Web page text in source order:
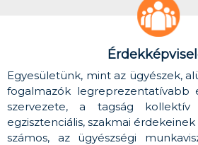
Egyesületünk, mint az ügyészek,
fogalmazók legreprezentatívabb
szervezete, a tagság
egzisztenciális, szakmai
számos, az ügyészségi